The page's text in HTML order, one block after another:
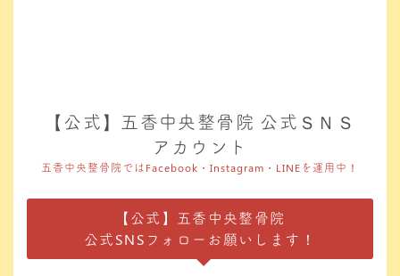
【公式】五香中央整骨院 公式ＳＮＳ
アカウント
五香中央整骨院ではFacebook・Instagram・LINEを運用中！
【公式】五香中央整骨院
公式SNSフォローお願いします！